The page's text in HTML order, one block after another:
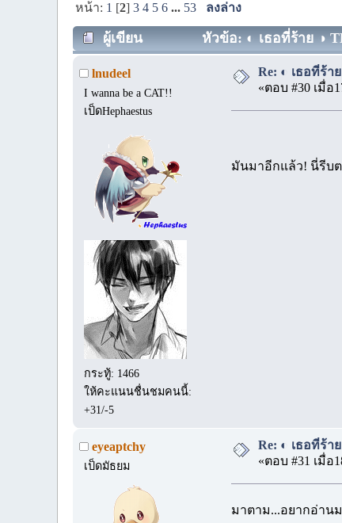
หน้า: 1 [2]3 4 5 6 ... 53 ลงล่าง
ผู้เขียน หัวข้อ: ◐ เธอที่ร้าย ◑
lnudeel
I wanna be a CAT!!
เป็ดHephaestus
กระทู้: 1466
ให้คะแนนชื่นชมคนนี้:
+31/-5
Re: ◐ เธอที่ร้า
«ตอบ #30 เมื่อ
มันมาอีกแล้ว! นี่รีบ
eyeaptchy
เป็ดมัธยม
Re: ◐ เธอที่ร้า
«ตอบ #31 เมื่อ
มาตาม...อยากอ่าน